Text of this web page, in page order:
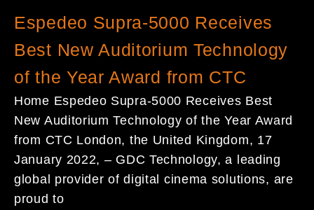
Espedeo Supra-5000 Receives
Best New Auditorium Technology
of the Year Award from CTC
Home Espedeo Supra-5000 Receives Best
New Auditorium Technology of the Year Award
from CTC London, the United Kingdom, 17
January 2022, – GDC Technology, a leading
global provider of digital cinema solutions, are
proud to